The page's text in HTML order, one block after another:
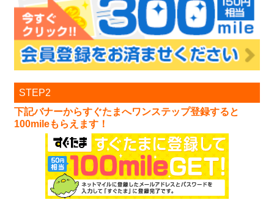
STEP2
下記バナーからすぐたまへワンステップ登録すると
100mileもらえます！